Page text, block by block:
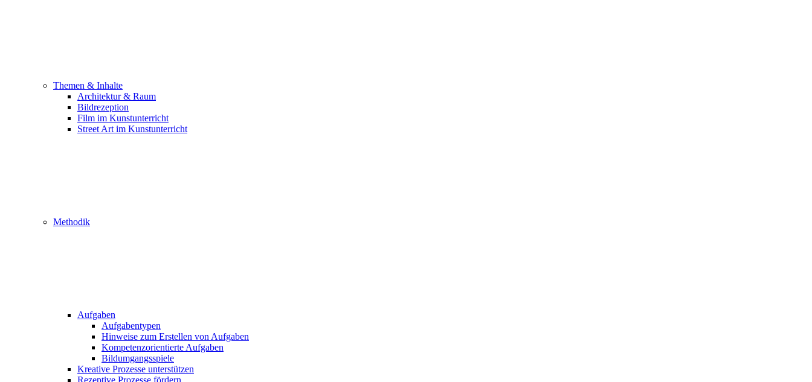
Themen & Inhalte
Architektur & Raum
Bildrezeption
Film im Kunstunterricht
Street Art im Kunstunterricht
Methodik
Aufgaben
Aufgabentypen
Hinweise zum Erstellen von Aufgaben
Kompetenzorientierte Aufgaben
Bildumgangsspiele
Kreative Prozesse unterstützen
Rezeptive Prozesse fördern